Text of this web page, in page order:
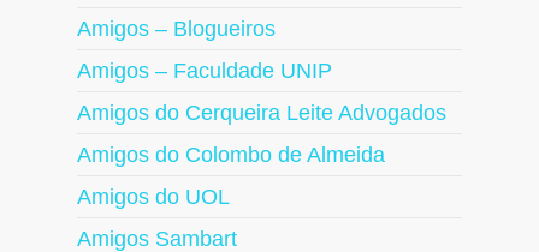
Amigos – Blogueiros
Amigos – Faculdade UNIP
Amigos do Cerqueira Leite Advogados
Amigos do Colombo de Almeida
Amigos do UOL
Amigos Sambart